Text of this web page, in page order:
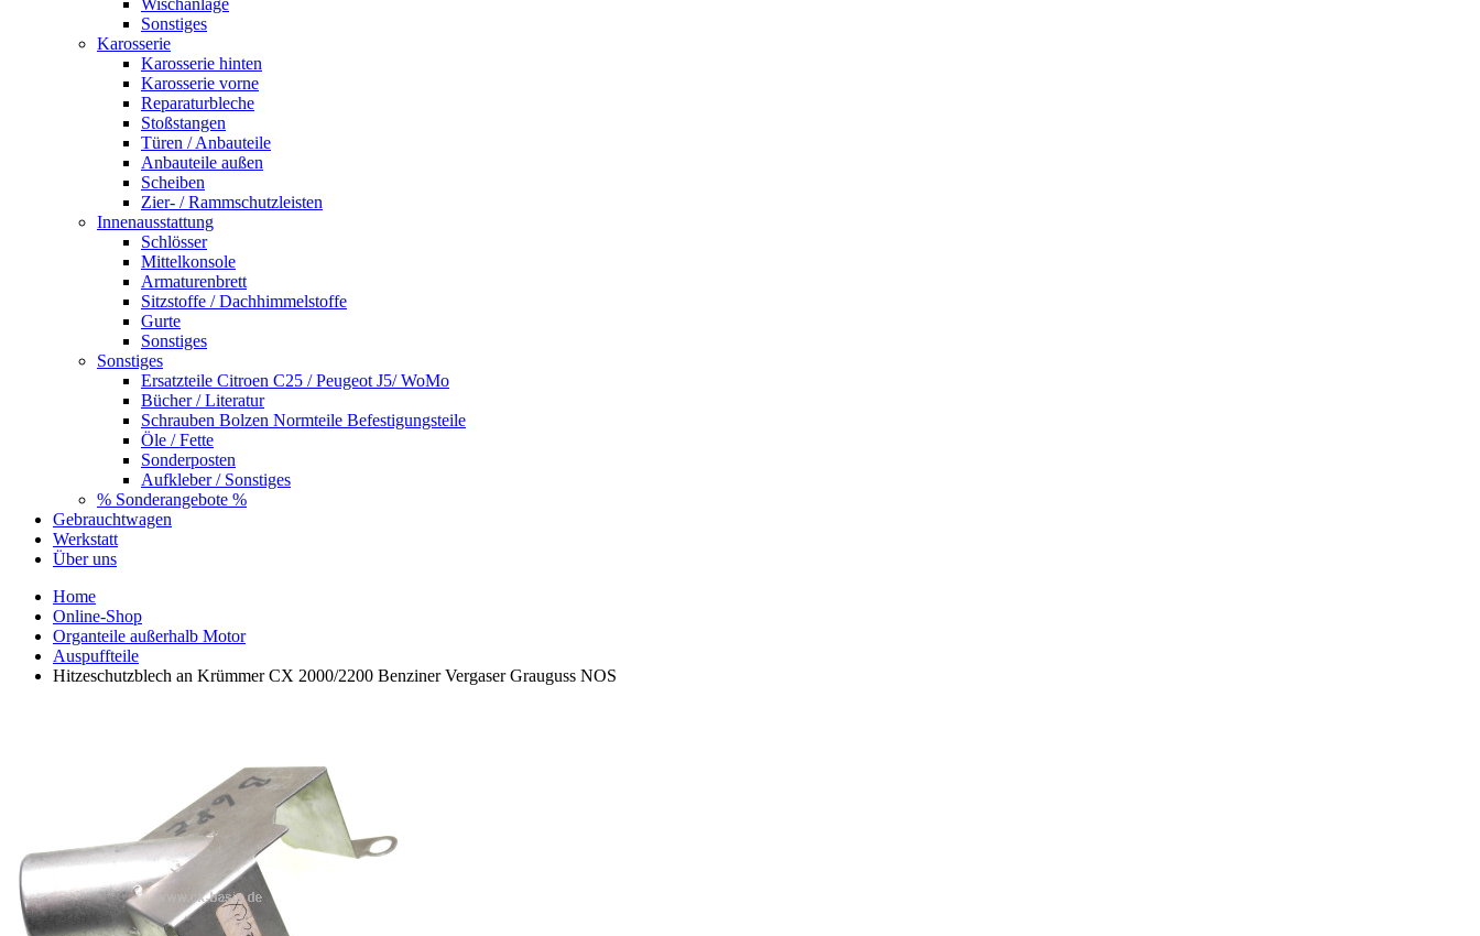
Sonstiges
Karosserie
Karosserie hinten
Karosserie vorne
Reparaturbleche
Stoßstangen
Türen / Anbauteile
Anbauteile außen
Scheiben
Zier- / Rammschutzleisten
Innenausstattung
Schlösser
Mittelkonsole
Armaturenbrett
Sitzstoffe / Dachhimmelstoffe
Gurte
Sonstiges
Sonstiges
Ersatzteile Citroen C25 / Peugeot J5/ WoMo
Bücher / Literatur
Schrauben Bolzen Normteile Befestigungsteile
Öle / Fette
Sonderposten
Aufkleber / Sonstiges
% Sonderangebote %
Gebrauchtwagen
Werkstatt
Über uns
Home
Online-Shop
Organteile außerhalb Motor
Auspuffteile
Hitzeschutzblech an Krümmer CX 2000/2200 Benziner Vergaser Grauguss NOS